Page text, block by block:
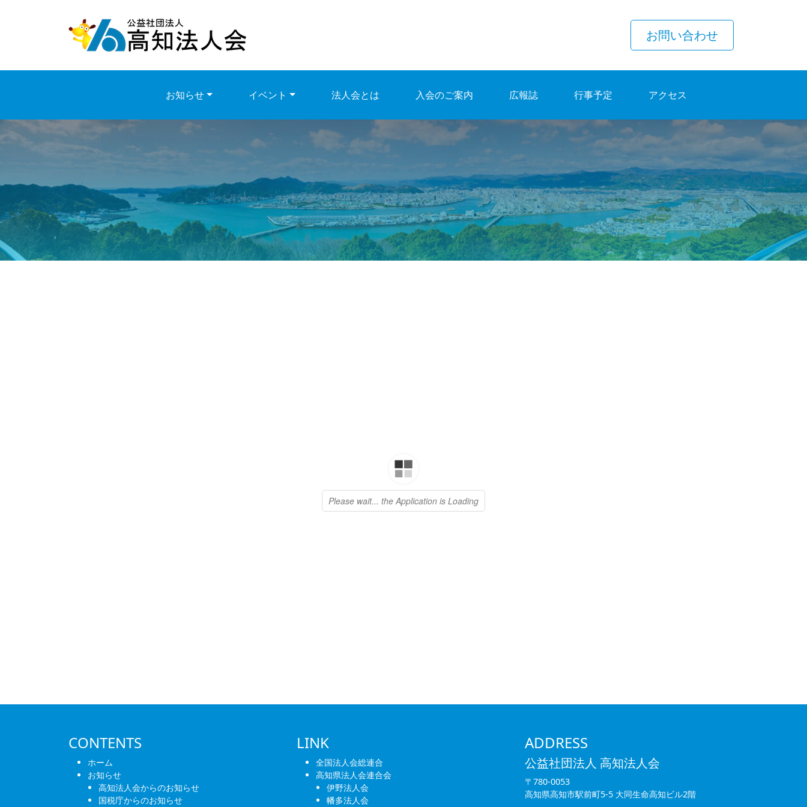
お問い合わせ
お知らせ イベント 法人会とは 入会のご案内 広報誌 行事予定 アクセス
CONTENTS
ホーム
お知らせ
高知法人会からのお知らせ
国税庁からのお知らせ
LINK
全国法人会総連合
高知県法人会連合会
伊野法人会
幡多法人会
ADDRESS
公益社団法人 高知法人会
〒780-0053
高知県高知市駅前町5-5 大同生命高知ビル2階